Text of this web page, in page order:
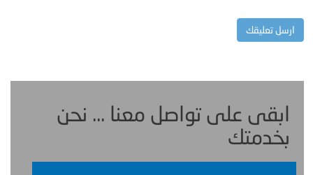
ابقى على تواصل معنا ... نحن
بخدمتك